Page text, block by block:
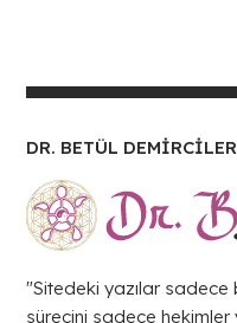
DR. BETÜL
"Sitedeki yazılar sadece
sürecini sadece hekimler